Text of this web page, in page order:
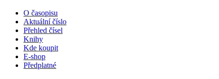
O časopisu
Aktuální číslo
Přehled čísel
Knihy
Kde koupit
E-shop
Předplatné